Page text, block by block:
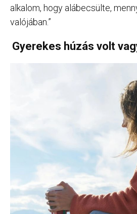
alkalom, hogy alábecsülte,
valójában.”
Gyerekes húzás volt